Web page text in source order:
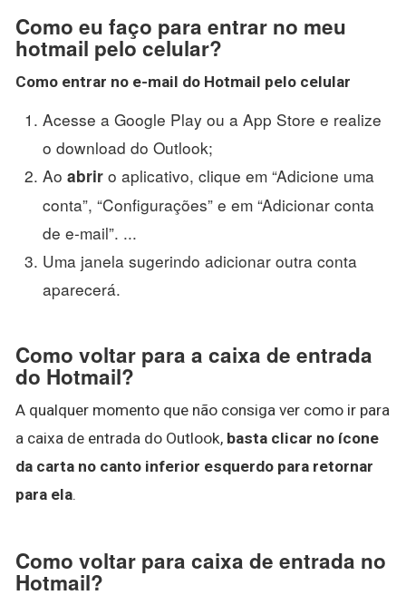
Como eu faço para entrar no meu
hotmail pelo celular?
Como entrar no e-mail do Hotmail pelo celular
Acesse a Google Play ou a App Store e realize
o download do Outlook;
Ao abrir o aplicativo, clique em “Adicione uma
conta”, “Configurações” e em “Adicionar conta
de e-mail”. ...
Uma janela sugerindo adicionar outra conta
aparecerá.
Como voltar para a caixa de entrada
do Hotmail?
A qualquer momento que não consiga ver como ir para
a caixa de entrada do Outlook, basta clicar no ícone
da carta no canto inferior esquerdo para retornar
para ela.
Como voltar para caixa de entrada no
Hotmail?